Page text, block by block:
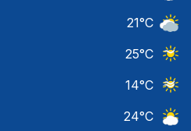
21°C
25°C
14°C
24°C